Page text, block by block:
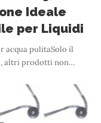
Ideale
per Liquidi
acqua pulitaSolo il
altri prodotti non…